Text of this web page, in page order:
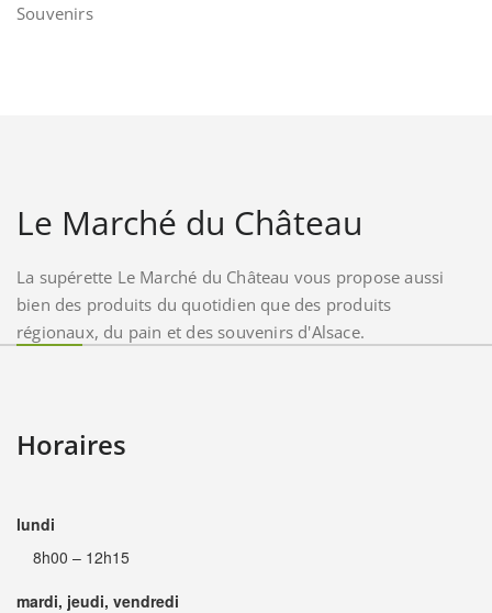
Souvenirs
Le Marché du Château
La supérette Le Marché du Château vous propose aussi
bien des produits du quotidien que des produits
régionaux, du pain et des souvenirs d'Alsace.
Horaires
lundi
8h00 – 12h15
mardi, jeudi, vendredi